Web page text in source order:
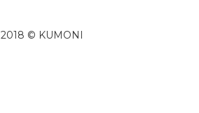
2018 © KUMONI